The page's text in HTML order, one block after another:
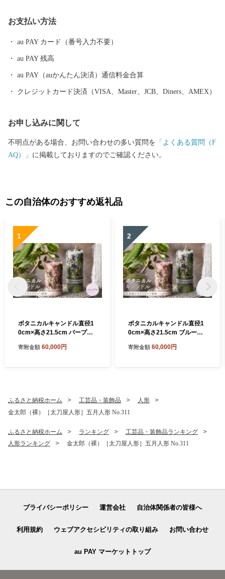
して栄え、380年余の伝統を誇る「ひな人形のまち」として、また
近年では「花のまち」としても全国にその名が知られています。
ました。 現在では首都圏50キロメートル圏内という地理的条件に
恵まれ、県央部の中核都市として発展を続けています。
お支払い方法
au PAY カード（番号入力不要）
au PAY 残高
au PAY（auかんたん決済）通信料金合算
クレジットカード決済（VISA、Master、JCB、Diners、AMEX）
お申し込みに関して
不明点がある場合、お問い合わせの多い質問を 「よくある質問（F
AQ）」 に掲載しておりますのでご確認ください。
この自治体のおすすめ返礼品
1
ボタニカルキャンドル直径1
0cm×高さ21.5cm パープル
ドライフラワーキャンドル
ト 誕生日 新築祝い おしゃれ
癒し空間 季節の花 ドライフ
ラワー 埼玉県 No.638-06
寄附金額 60,000円
2
ボタニカルキャンドル直径1
0cm×高さ21.5cm ブルー系
ライフラワーキャンドル 観
誕生日 新築祝い おしゃれ 癒
し空間 季節の花 ドライフラ
ワー 埼玉県 No.638-05
寄附金額 60,000円
ふるさと納税ホーム 工芸品・装飾品
人形
金太郎（裸）［太刀屋人形］五月人形 No.311
ふるさと納税ホーム ランキング
工芸品・装飾品ランキング
人形ランキング
金太郎（裸）［太刀屋人形］五月人形 No.311
プライバシーポリシー 運営会社 自治体関係者の皆様へ
利用規約 ウェブアクセシビリティの取り組み お問い合わせ
au PAY マーケットトップ